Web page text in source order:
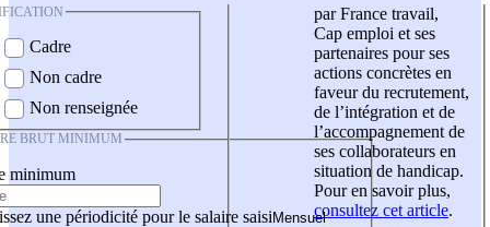
Cadre
Non cadre
Non renseignée
BRUT MINIMUM
minimum
une périodicité pour le salaire saisi
par France travail,
Cap emploi et ses
partenaires pour ses
actions concrètes en
faveur du recrutement,
de l’intégration et de
l’accompagnement de
ses collaborateurs en
situation de handicap.
Pour en savoir plus,
consultez cet article.